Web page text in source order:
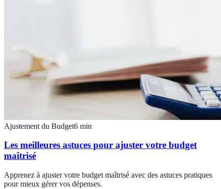
Ajustement du Budget6 min
Les meilleures astuces pour ajuster votre budget
maîtrisé
Apprenez à ajuster votre budget maîtrisé avec des astuces pratiques
pour mieux gérer vos dépenses.